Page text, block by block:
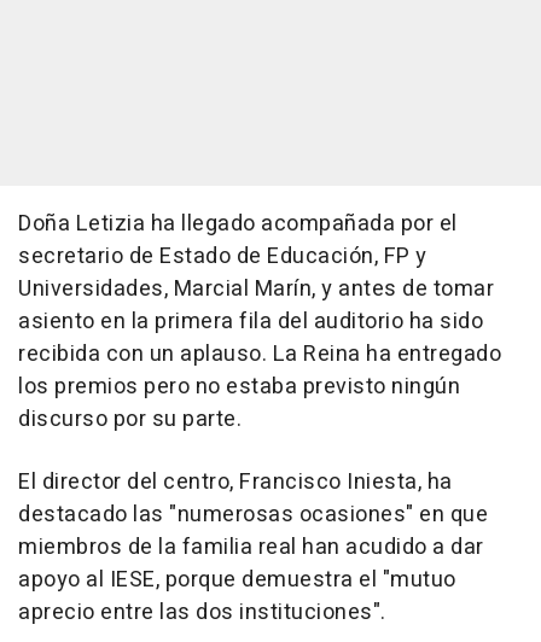
Doña Letizia ha llegado acompañada por el
secretario de Estado de Educación, FP y
Universidades, Marcial Marín, y antes de tomar
asiento en la primera fila del auditorio ha sido
recibida con un aplauso. La Reina ha entregado
los premios pero no estaba previsto ningún
discurso por su parte.
El director del centro, Francisco Iniesta, ha
destacado las "numerosas ocasiones" en que
miembros de la familia real han acudido a dar
apoyo al IESE, porque demuestra el "mutuo
aprecio entre las dos instituciones".